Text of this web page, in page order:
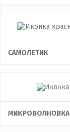
САМОЛЕТИК
МИКРОВОЛНОВКА